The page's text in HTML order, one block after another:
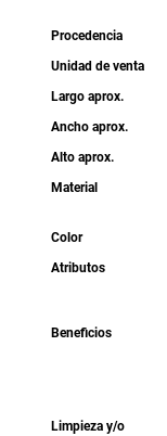
Procedencia
Unidad de venta
Largo aprox.
Ancho aprox.
Alto aprox.
Material
Color
Atributos
Beneficios
Limpieza y/o